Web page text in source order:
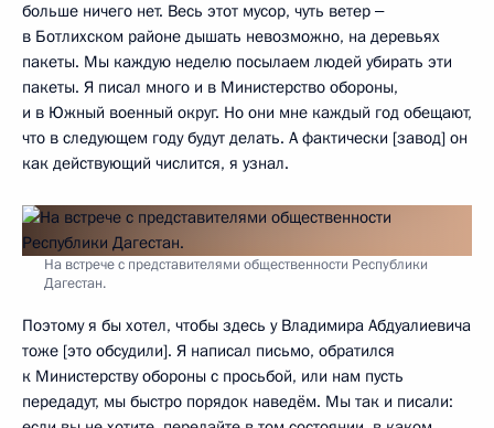
больше ничего нет. Весь этот мусор, чуть ветер ‒
в Ботлихском районе дышать невозможно, на деревьях
пакеты. Мы каждую неделю посылаем людей убирать эти
пакеты. Я писал много и в Министерство обороны,
и в Южный военный округ. Но они мне каждый год обещают,
что в следующем году будут делать. А фактически [завод] он
как действующий числится, я узнал.
На встрече с представителями общественности Республики
Дагестан.
Поэтому я бы хотел, чтобы здесь у Владимира Абдуалиевича
тоже [это обсудили]. Я написал письмо, обратился
к Министерству обороны с просьбой, или нам пусть
передадут, мы быстро порядок наведём. Мы так и писали: